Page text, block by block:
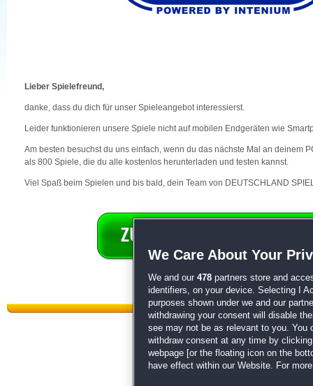
Lieber Spielefreund,
danke, dass du dich für unser Spieleangebot interessierst.
Leider funktionieren unsere Spiele nicht auf mobilen Endgeräten wie
Am besten besuchst du uns einfach, wenn du das nächste Mal an deinem
als 800 Spiele, die du alle kostenlos herunterladen und testen kannst.
Viel Spaß beim Spielen und bis bald, dein Team von DEUTSCHLAND
Datenschutz| AGB|Impressum
We Care About Your
We and our 478 partners store and
identifiers, on your device. Selecting I
purposes shown under we and our
withdrawing your consent will disable
see may not be as relevant to you. You
withdraw consent at any time by
webpage [or the floating icon on the
have effect within our Website. For